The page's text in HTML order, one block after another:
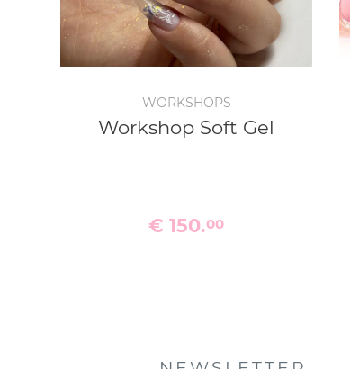
WORKSHOPS
Workshop Soft Gel
€ 150.00